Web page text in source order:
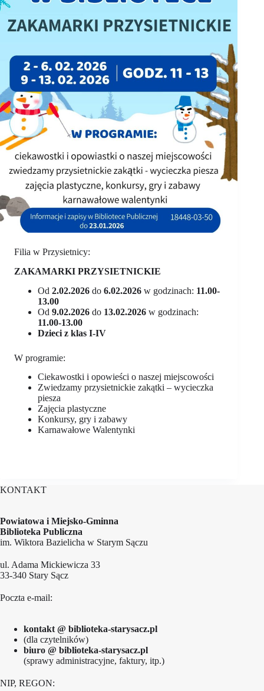
Filia w Przysietnicy:
ZAKAMARKI PRZYSIETNICKIE
Od 2.02.2026 do 6.02.2026 w godzinach: 11.00-
13.00
Od 9.02.2026 do 13.02.2026 w godzinach:
11.00-13.00
Dzieci z klas I-IV
W programie:
Ciekawostki i opowieści o naszej miejscowości
Zwiedzamy przysietnickie zakątki – wycieczka
piesza
Zajęcia plastyczne
Konkursy, gry i zabawy
Karnawałowe Walentynki
KONTAKT
Powiatowa i Miejsko-Gminna
Biblioteka Publiczna
im. Wiktora Bazielicha w Starym Sączu
ul. Adama Mickiewicza 33
33-340 Stary Sącz
Poczta e-mail:
kontakt @ biblioteka-starysacz.pl
(dla czytelników)
biuro @ biblioteka-starysacz.pl
(sprawy administracyjne, faktury, itp.)
NIP, REGON: